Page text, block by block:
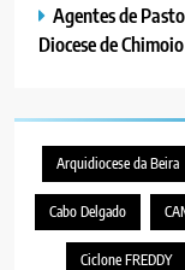
Agentes de
Diocese de Chimoio
Arquidiocese da Beira
Cabo Delgado
Ciclone FREDDY